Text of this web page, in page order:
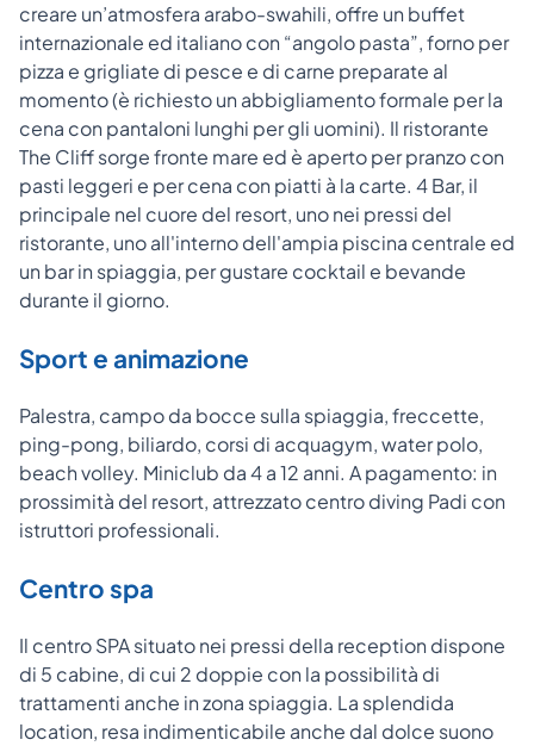
creare un’atmosfera arabo-swahili, offre un buffet
internazionale ed italiano con “angolo pasta”, forno per
pizza e grigliate di pesce e di carne preparate al
momento (è richiesto un abbigliamento formale per la
cena con pantaloni lunghi per gli uomini). Il ristorante
The Cliff sorge fronte mare ed è aperto per pranzo con
pasti leggeri e per cena con piatti à la carte. 4 Bar, il
principale nel cuore del resort, uno nei pressi del
ristorante, uno all'interno dell'ampia piscina centrale ed
un bar in spiaggia, per gustare cocktail e bevande
durante il giorno.
Sport e animazione
Palestra, campo da bocce sulla spiaggia, freccette,
ping-pong, biliardo, corsi di acquagym, water polo,
beach volley. Miniclub da 4 a 12 anni. A pagamento: in
prossimità del resort, attrezzato centro diving Padi con
istruttori professionali.
Centro spa
Il centro SPA situato nei pressi della reception dispone
di 5 cabine, di cui 2 doppie con la possibilità di
trattamenti anche in zona spiaggia. La splendida
location, resa indimenticabile anche dal dolce suono